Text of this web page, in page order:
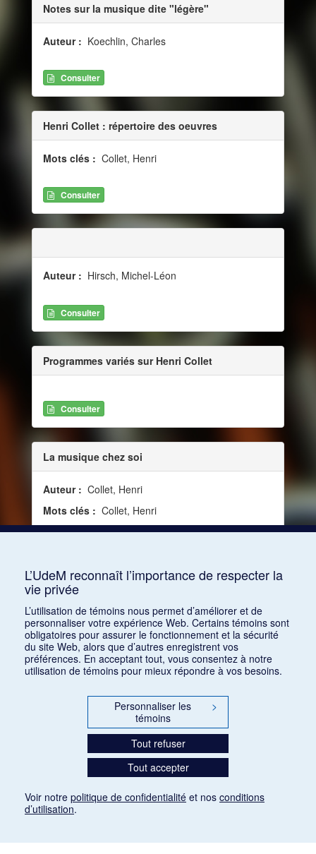
Notes sur la musique dite "légère"
Auteur : Koechlin, Charles
Consulter
Henri Collet : répertoire des oeuvres
Mots clés : Collet, Henri
Consulter
Auteur : Hirsch, Michel-Léon
Consulter
Programmes variés sur Henri Collet
Consulter
La musique chez soi
Auteur : Collet, Henri
Mots clés : Collet, Henri
1 2 3 4 5 … 1168
L’UdeM reconnaît l’importance de respecter la
vie privée
L’utilisation de témoins nous permet d’améliorer et de
personnaliser votre expérience Web. Certains témoins sont
obligatoires pour assurer le fonctionnement et la sécurité
du site Web, alors que d’autres enregistrent vos
préférences. En acceptant tout, vous consentez à notre
utilisation de témoins pour mieux répondre à vos besoins.
Personnaliser les
témoins
>
Tout refuser
Tout accepter
Voir notre politique de confidentialité et nos conditions
d’utilisation.